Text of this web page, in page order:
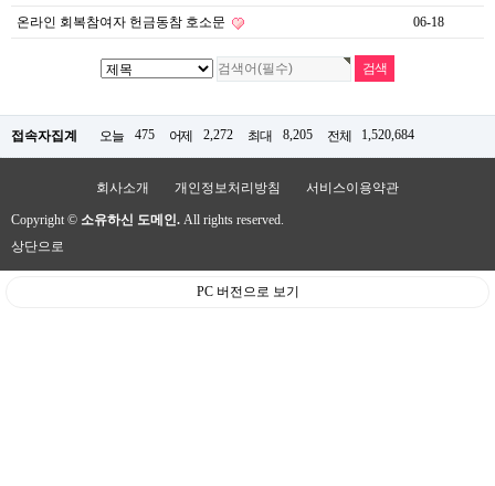
온라인 회복참여자 헌금동참 호소문 06-18
접속자집계 오늘 475 어제 2,272 최대 8,205 전체 1,520,684
회사소개 개인정보처리방침 서비스이용약관
Copyright © 소유하신 도메인. All rights reserved.
상단으로
PC 버전으로 보기